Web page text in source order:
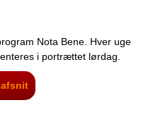
Nota Bene. Hver uge
i portrættet lørdag.
afsnit